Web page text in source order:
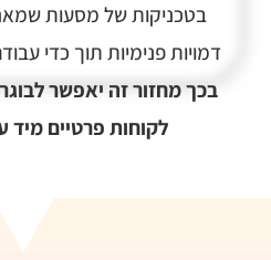
בטכניקות של מסעות
דמויות פנימיות תוך כדי
בכך מחזור זה יאפשר
לקוחות פרטיים מיד